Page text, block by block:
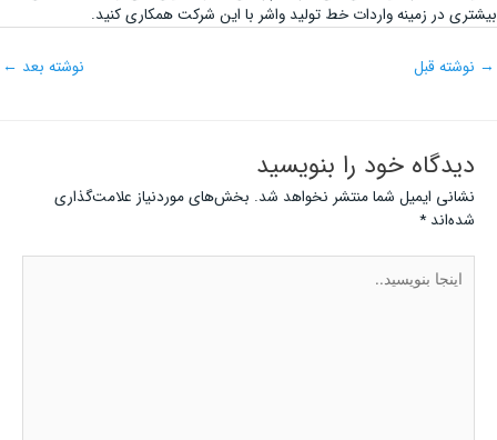
بیشتری در زمینه واردات خط تولید واشر با این شرکت همکاری کنید.
→ نوشته قبل نوشته بعد ←
دیدگاه‌ خود را بنویسید
نشانی ایمیل شما منتشر نخواهد شد. بخش‌های موردنیاز علامت‌گذاری
شده‌اند*
بنویسید..